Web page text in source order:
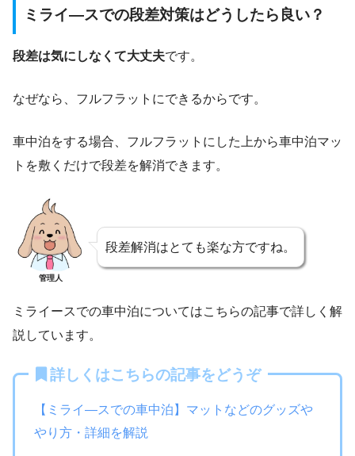
ミライ―スでの段差対策はどうしたら良い？
段差は気にしなくて大丈夫です。
なぜなら、フルフラットにできるからです。
車中泊をする場合、フルフラットにした上から車中泊マッ
トを敷くだけで段差を解消できます。
管理人
段差解消はとても楽な方ですね。
ミライースでの車中泊についてはこちらの記事で詳しく解
説しています。
詳しくはこちらの記事をどうぞ
【ミライ―スでの車中泊】マットなどのグッズや
やり方・詳細を解説